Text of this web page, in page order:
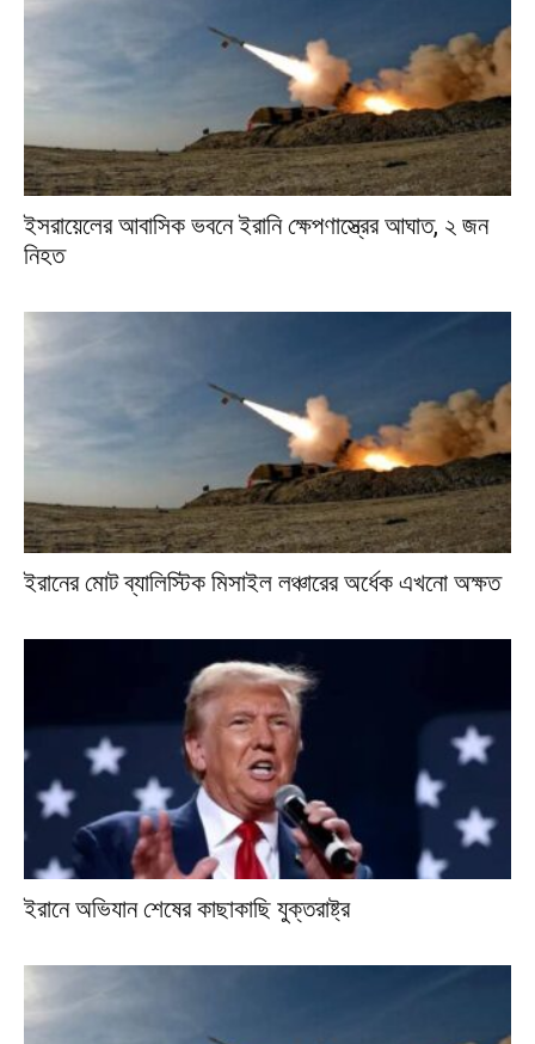
ইসরায়েলের আবাসিক ভবনে ইরানি ক্ষেপণাস্ত্রের আঘাত, ২ জন
নিহত
ইরানের মোট ব্যালিস্টিক মিসাইল লঞ্চারের অর্ধেক এখনো অক্ষত
ইরানে অভিযান শেষের কাছাকাছি যুক্তরাষ্ট্র